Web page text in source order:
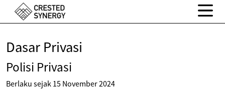
Dasar Privasi
Polisi Privasi
Berlaku sejak 15 November 2024